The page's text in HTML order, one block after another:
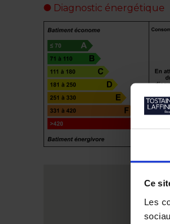
Ce
Les
Diagnostic énergétique